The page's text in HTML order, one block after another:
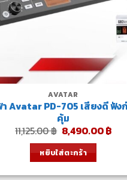
AVATAR
Avatar PD-705 เสียงดี ฟัง
คุ้ม
11,125.00฿ Original
price
was:
11,125.00 ฿.
8,490.00฿
หยิบใส่ตะกร้า